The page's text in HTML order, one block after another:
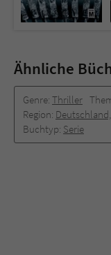
Ähnliche
Genre: Thriller
Region:
Buchtyp: Serie